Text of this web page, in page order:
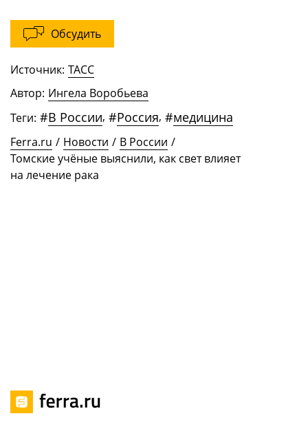
Обсудить
Источник: ТАСС
Автор: Ингела Воробьева
Теги: #В России, #Россия, #медицина
Ferra.ru / Новости / В России /
Томские учёные выяснили, как свет влияет
на лечение рака